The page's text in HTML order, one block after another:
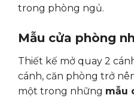
trong phòng ngủ.
Mẫu cửa phòng
Thiết kế mở quay 2
cánh, căn phòng trở
một trong những mẫu